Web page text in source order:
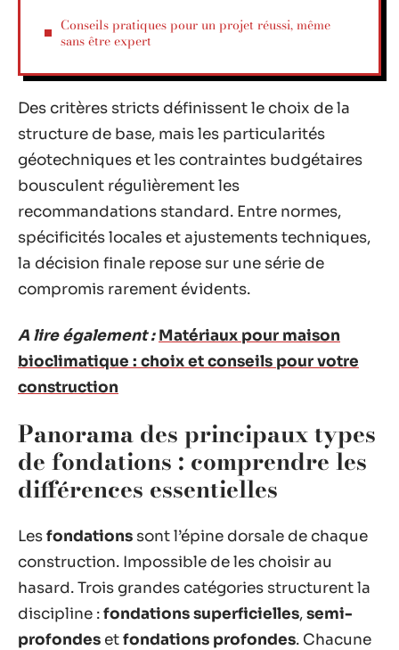
Conseils pratiques pour un projet réussi, même
sans être expert
Des critères stricts définissent le choix de la
structure de base, mais les particularités
géotechniques et les contraintes budgétaires
bousculent régulièrement les
recommandations standard. Entre normes,
spécificités locales et ajustements techniques,
la décision finale repose sur une série de
compromis rarement évidents.
A lire également : Matériaux pour maison
bioclimatique : choix et conseils pour votre
construction
Panorama des principaux types
de fondations : comprendre les
différences essentielles
Lesfondations sont l’épine dorsale de chaque
construction. Impossible de les choisir au
hasard. Trois grandes catégories structurent la
discipline :fondations superficielles,semi-
profondes etfondations profondes. Chacune